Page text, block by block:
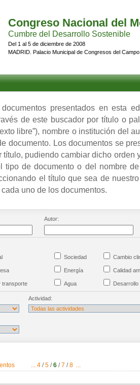
Congreso Nacional del
Cumbre del Desarrollo Sostenible
Del 1 al 5 de diciembre de 2008
MADRID. Palacio Municipal de Congresos del
presentados en esta
de este buscador por título o
libre”), nombre o institución del
documento. Los documentos se
título, pudiendo cambiar dicho orden
tipo de documento o del nombre
el título que sea de
uno de los documentos.
Autor:
Sociedad Cambio
Energía Calidad
transporte Agua
Actividad:
... 4 / 5 /6 / 7 / 8 ...